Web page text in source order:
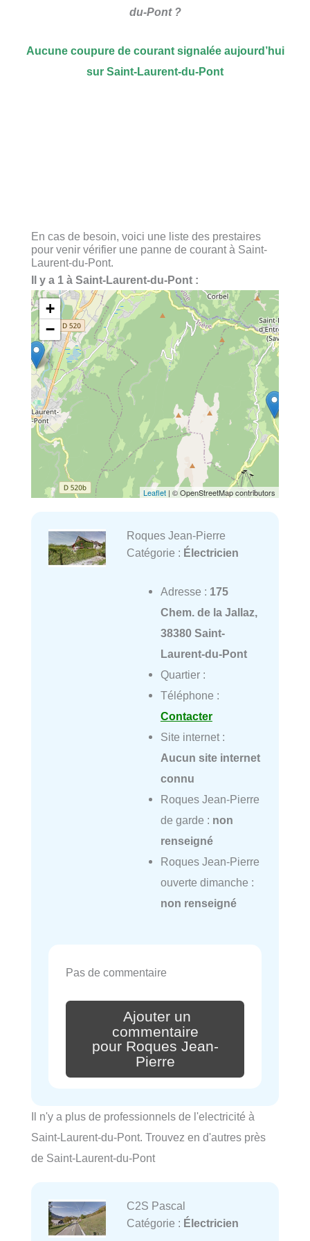
du-Pont ?
Aucune coupure de courant signalée aujourd’hui
sur Saint-Laurent-du-Pont
En cas de besoin, voici une liste des prestaires
pour venir vérifier une panne de courant à Saint-
Laurent-du-Pont.
Il y a 1 à Saint-Laurent-du-Pont :
+
−
Leaflet | © OpenStreetMap contributors
Roques Jean-Pierre
Catégorie : Électricien
Adresse : 175
Chem. de la Jallaz,
38380 Saint-
Laurent-du-Pont
Quartier :
Téléphone :
Contacter
Site internet :
Aucun site internet
connu
Roques Jean-Pierre
de garde : non
renseigné
Roques Jean-Pierre
ouverte dimanche :
non renseigné
Pas de commentaire
Ajouter un
commentaire
pour Roques Jean-
Pierre
Il n'y a plus de professionnels de l'electricité à
Saint-Laurent-du-Pont. Trouvez en d'autres près
de Saint-Laurent-du-Pont
C2S Pascal
Catégorie : Électricien